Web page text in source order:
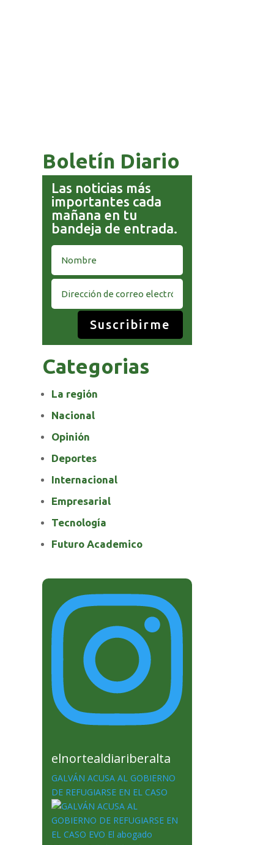
Boletín Diario
Las noticias más
importantes cada
mañana en tu
bandeja de entrada.
Suscribirme
Categorias
La región
Nacional
Opinión
Deportes
Internacional
Empresarial
Tecnología
Futuro Academico
elnortealdiariberalta
GALVÁN ACUSA AL GOBIERNO
DE REFUGIARSE EN EL CASO